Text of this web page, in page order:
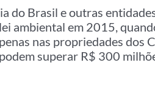
do Brasil e outras
ambiental em 2015,
nas propriedades dos
superar R$ 300